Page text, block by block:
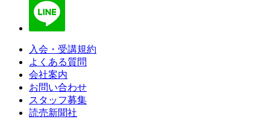
入会・受講規約
よくある質問
会社案内
お問い合わせ
スタッフ募集
読売新聞社